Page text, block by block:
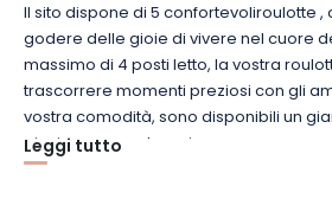
Il sito dispone di 5confortevoliroulotte,
godere delle gioie di vivere nel cuore
massimo di 4 posti letto, la vostra
trascorrere momenti preziosi con gli
vostra comodità, sono disponibili un
picnic e un parcheggio.
Leggi tutto